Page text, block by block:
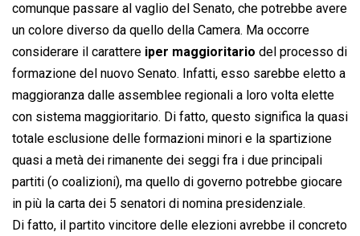
comunque passare al vaglio del Senato, che potrebbe avere
un colore diverso da quello della Camera. Ma occorre
considerare il carattere  iper maggioritario  del processo di
formazione del nuovo Senato. Infatti, esso sarebbe eletto a
maggioranza dalle assemblee regionali a loro volta elette
con sistema maggioritario. Di fatto, questo significa la quasi
totale esclusione delle formazioni minori e la spartizione
quasi a metà dei rimanente dei seggi fra i due principali
partiti (o coalizioni), ma quello di governo potrebbe giocare
in più la carta dei 5 senatori di nomina presidenziale.
Di fatto, il partito vincitore delle elezioni avrebbe il concreto